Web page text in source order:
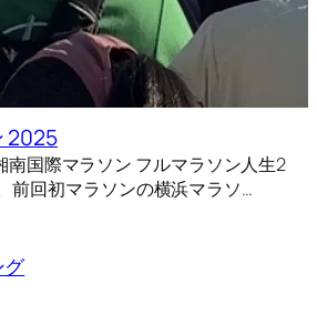
2025
南国際マラソン フルマラソン人生2
前回初マラソンの横浜マラソ…
グ